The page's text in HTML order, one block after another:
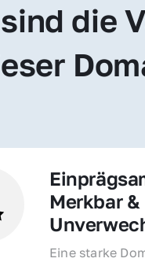
die
Merkbar &
Eine starke